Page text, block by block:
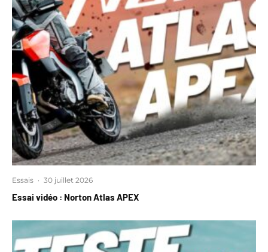
Essais · 30 juillet 2026
Essai vidéo : Norton Atlas APEX